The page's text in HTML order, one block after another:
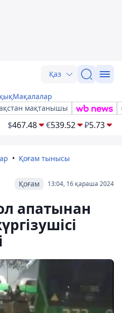
Қаз
Мақалалар
мақтанышы
$467.48 €539.52 ₽5.73
Қоғам тынысы
13:04, 16 қараша 2024
Қоғам
апатынан